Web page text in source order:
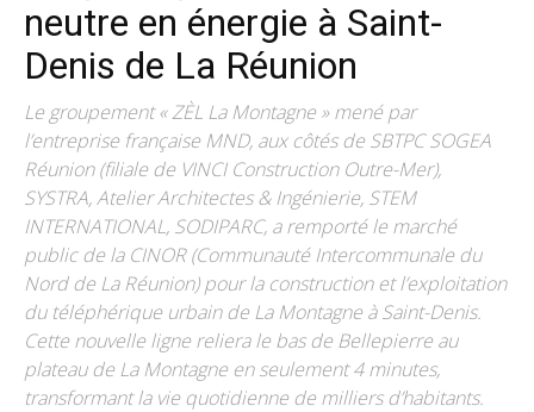
neutre en énergie à Saint-
Denis de La Réunion
Le groupement « ZÈL La Montagne » mené par
l’entreprise française MND, aux côtés de SBTPC SOGEA
Réunion (filiale de VINCI Construction Outre-Mer),
SYSTRA, Atelier Architectes & Ingénierie, STEM
INTERNATIONAL, SODIPARC, a remporté le marché
public de la CINOR (Communauté Intercommunale du
Nord de La Réunion) pour la construction et l’exploitation
du téléphérique urbain de La Montagne à Saint-Denis.
Cette nouvelle ligne reliera le bas de Bellepierre au
plateau de La Montagne en seulement 4 minutes,
transformant la vie quotidienne de milliers d’habitants.